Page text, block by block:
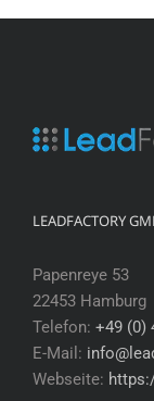
LEADFACTORY
Papenreye 53
22453 Hamburg
Telefon: +49 (0)
E-Mail:
Webseite: